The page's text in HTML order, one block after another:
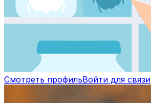
Смотреть профильВойти для связи